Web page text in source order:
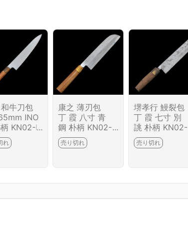
牛刀包
INO
KN02-B
2L1D
れ
康之 薄刃包
丁 霞 八寸 青
鋼 朴柄 KN02-B
6687-2L1C
売り切れ
堺孝行 鰻裂包
丁 霞 七寸 別
誂 朴柄 KN02-
6691-2L1C
売り切れ